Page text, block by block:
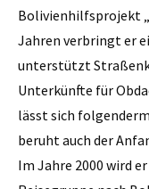
Bolivienhilfsprojekt
Jahren verbringt er
unterstützt
Unterkünfte für
lässt sich
beruht auch der
Im Jahre 2000 wird